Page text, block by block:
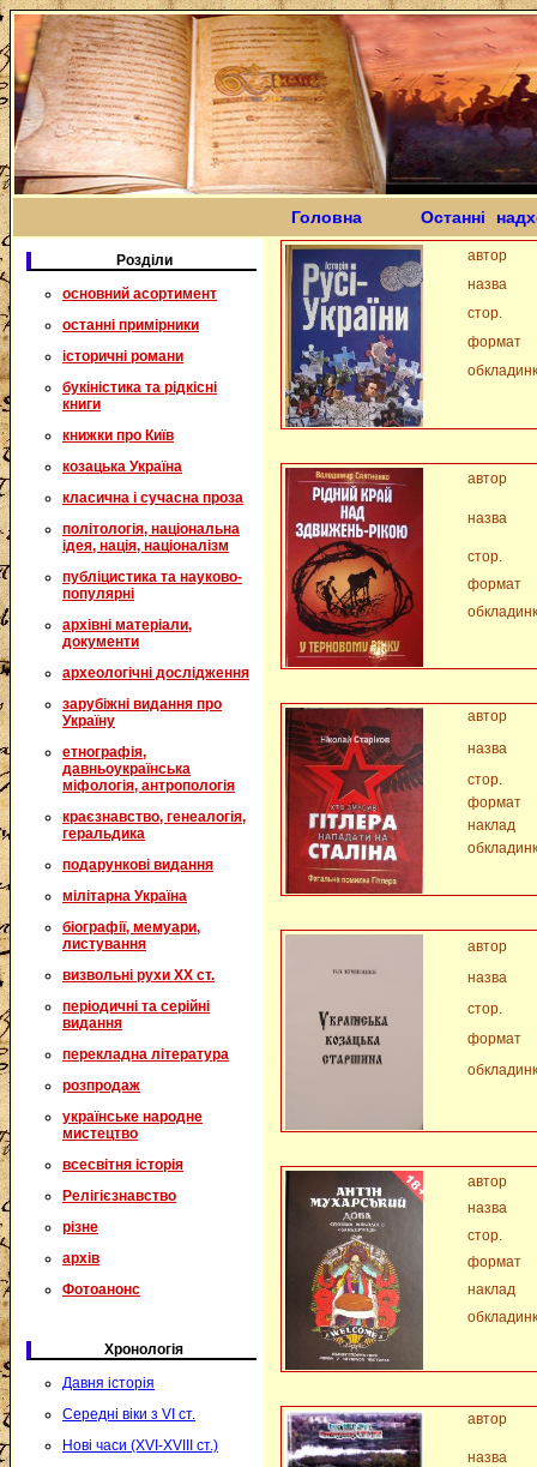
Головна Останні
Розділи
основний асортимент
останні примірники
історичні романи
букіністика та рідкісні
книги
книжки про Київ
козацька Україна
класична і сучасна проза
політологія, національна
ідея, нація, націоналізм
публіцистика та науково-
популярні
архівні матеріали,
документи
археологічні дослідження
зарубіжні видання про
Україну
етнографія,
давньоукраїнська
міфологія, антропологія
краєзнавство, генеалогія,
геральдика
подарункові видання
мілітарна Україна
біографії, мемуари,
листування
визвольні рухи XX ст.
періодичні та серійні
видання
перекладна література
розпродаж
українське народне
мистецтво
всесвітня історія
Релігієзнавство
різне
архів
Фотоанонс
Хронологія
Давня історія
Середні віки з VI ст.
Нові часи (XVI-XVIII ст.)
автор
назва
стор.
формат
автор
назва
стор.
формат
автор
назва
стор.
формат
наклад
автор
назва
стор.
формат
автор
назва
стор.
формат
наклад
автор
назва